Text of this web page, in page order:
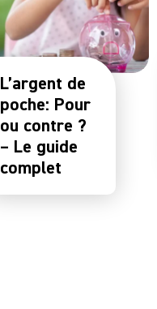
L’argent de
poche: Pour
ou contre ?
– Le guide
complet